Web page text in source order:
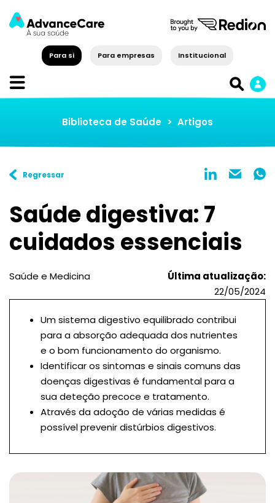
Para si Para empresas Institucional
Biblioteca de Saúde > Artigos
Regressar
Saúde digestiva: 7
cuidados essenciais
Saúde e Medicina
Última atualização:
22/05/2024
Um sistema digestivo equilibrado contribui
para a absorção adequada dos nutrientes
e o bom funcionamento do organismo.
Identificar os sintomas e sinais comuns das
doenças digestivas é fundamental para a
sua deteção precoce e tratamento.
Através da adoção de várias medidas é
possível prevenir distúrbios digestivos.